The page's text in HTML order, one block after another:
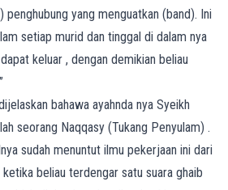
penghubung yang menguatkan (band). Ini
setiap murid dan tinggal di dalam nya
keluar , dengan demikian beliau
bahawa ayahnda nya Syeikh
seorang Naqqasy (Tukang Penyulam) .
sudah menuntut ilmu pekerjaan ini dari
ketika beliau terdengar satu suara ghaib